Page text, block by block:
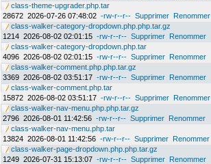
class-theme-upgrader.php.tar
28672 2026-07-26 07:48:02 -rw-r--r-- Supprimer Renommer
class-walker-category-dropdown.php.php.tar.gz
1214 2026-08-02 02:01:15 -rw-r--r-- Supprimer Renommer
class-walker-category-dropdown.php.tar
4096 2026-08-02 02:01:15 -rw-r--r-- Supprimer Renommer
class-walker-comment.php.php.tar.gz
3369 2026-08-02 03:51:17 -rw-r--r-- Supprimer Renommer
class-walker-comment.php.tar
15872 2026-08-02 03:51:17 -rw-r--r-- Supprimer Renommer
class-walker-nav-menu.php.php.tar.gz
2796 2026-08-01 11:42:56 -rw-r--r-- Supprimer Renommer
class-walker-nav-menu.php.tar
13824 2026-08-01 11:42:56 -rw-r--r-- Supprimer Renommer
class-walker-page-dropdown.php.php.tar.gz
1249 2026-07-31 15:13:07 -rw-r--r-- Supprimer Renommer